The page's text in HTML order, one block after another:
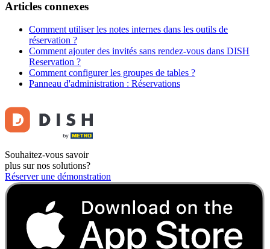
Articles connexes
Comment utiliser les notes internes dans les outils de
réservation ?
Comment ajouter des invités sans rendez-vous dans DISH
Reservation ?
Comment configurer les groupes de tables ?
Panneau d'administration : Réservations
Souhaitez-vous savoir
plus sur nos solutions?
Réserver une démonstration